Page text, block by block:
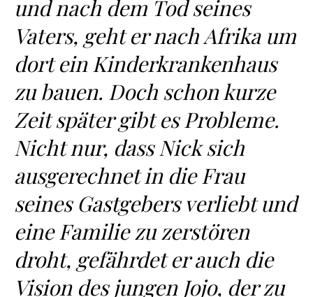
und nach dem Tod seines
Vaters, geht er nach Afrika um
dort ein Kinderkrankenhaus
zu bauen. Doch schon kurze
Zeit später gibt es Probleme.
Nicht nur, dass Nick sich
ausgerechnet in die Frau
seines Gastgebers verliebt und
eine Familie zu zerstören
droht, gefährdet er auch die
Vision des jungen Jojo, der zu